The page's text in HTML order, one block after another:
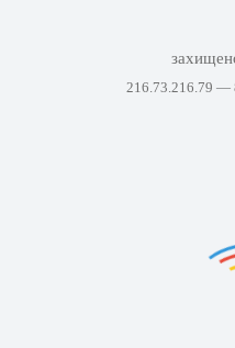
216.73.216.79 —